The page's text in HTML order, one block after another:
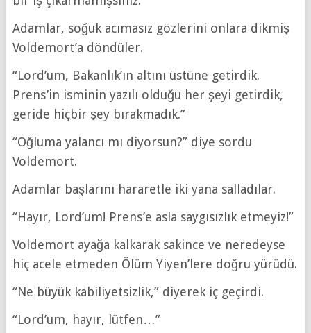
Adamlar, soğuk acımasız gözlerini onlara dikmiş
Voldemort’a döndüler.
“Lord’um, Bakanlık’ın altını üstüne getirdik.
Prens’in isminin yazılı olduğu her şeyi getirdik,
geride hiçbir şey bırakmadık.”
“Oğluma yalancı mı diyorsun?” diye sordu
Voldemort.
Adamlar başlarını hararetle iki yana salladılar.
“Hayır, Lord’um! Prens’e asla saygısızlık etmeyiz!”
Voldemort ayağa kalkarak sakince ve neredeyse
hiç acele etmeden Ölüm Yiyen’lere doğru yürüdü.
“Ne büyük kabiliyetsizlik,” diyerek iç geçirdi.
“Lord’um, hayır, lütfen…”